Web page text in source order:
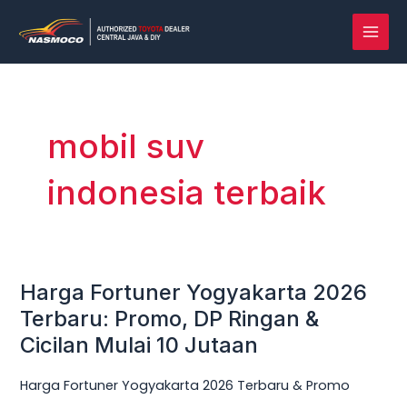
konten
mobil suv
indonesia terbaik
Harga Fortuner Yogyakarta 2026
Terbaru: Promo, DP Ringan &
Cicilan Mulai 10 Jutaan
Harga Fortuner Yogyakarta 2026 Terbaru & Promo
Harga
Fortuner
Yogyakarta
Terbaru: